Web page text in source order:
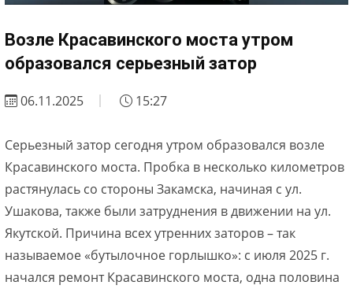
Возле Красавинского моста утром
образовался серьезный затор
06.11.2025 15:27
Серьезный затор сегодня утром образовался возле
Красавинского моста. Пробка в несколько километров
растянулась со стороны Закамска, начиная с ул.
Ушакова, также были затруднения в движении на ул.
Якутской. Причина всех утренних заторов – так
называемое «бутылочное горлышко»: с июля 2025 г.
начался ремонт Красавинского моста, одна половина